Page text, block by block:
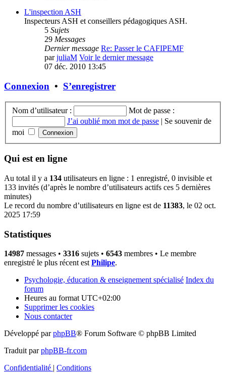
L'inspection ASH
Inspecteurs ASH et conseillers pédagogiques ASH.
5 Sujets
29 Messages
Dernier message Re: Passer le CAFIPEMF
parjuliaM Voir le dernier message
07 déc. 2010 13:45
Connexion • S’enregistrer
Nom d’utilisateur :
Mot de passe :
J’ai oublié mon mot de passe | Se souvenir de
moi
Qui est en ligne
Au total il y a 134 utilisateurs en ligne : 1 enregistré, 0 invisible et
133 invités (d’après le nombre d’utilisateurs actifs ces 5 dernières
minutes)
Le record du nombre d’utilisateurs en ligne est de 11383, le 02 oct.
2025 17:59
Statistiques
14987 messages • 3316 sujets • 6543 membres • Le membre
enregistré le plus récent est Philipe.
Psychologie, éducation & enseignement spécialisé Index du
forum
Heures au format UTC+02:00
Supprimer les cookies
Nous contacter
Développé parphpBB® Forum Software © phpBB Limited
Traduit parphpBB-fr.com
Confidentialité | Conditions